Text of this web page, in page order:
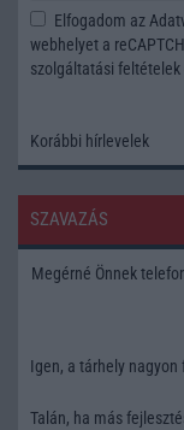
Elfogadom az
webhelyet a
szolgáltatási feltételek
Korábbi hírlevelek
SZAVAZÁS
Megérné Önnek
Igen, a tárhely nagyon
Talán, ha más